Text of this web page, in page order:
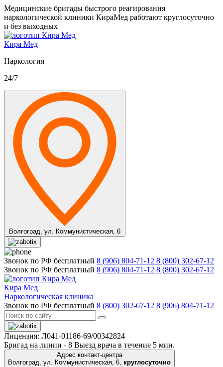
Медицинские бригады быстрого реагирования
наркологической клиники КираМед работают круглосуточно
и без выходных
Кира Мед
Наркология
24/7
Волгоград, ул. Коммунистическая, 6
Звонок по РФ бесплатный 8 (906) 804-71-12 8 (800) 302-67-12
Звонок по РФ бесплатный 8 (906) 804-71-12 8 (800) 302-67-12
Кира Мед
Наркологическая клиника
Звонок по РФ бесплатный 8 (800) 302-67-12 8 (906) 804-71-12
Лицензия: Л041-01186-69/00342824
Бригад на линии - 8 Выезд врача в течение 5 мин.
Адрес контакт-центра
Волгоград, ул. Коммунистическая, 6, круглосуточно